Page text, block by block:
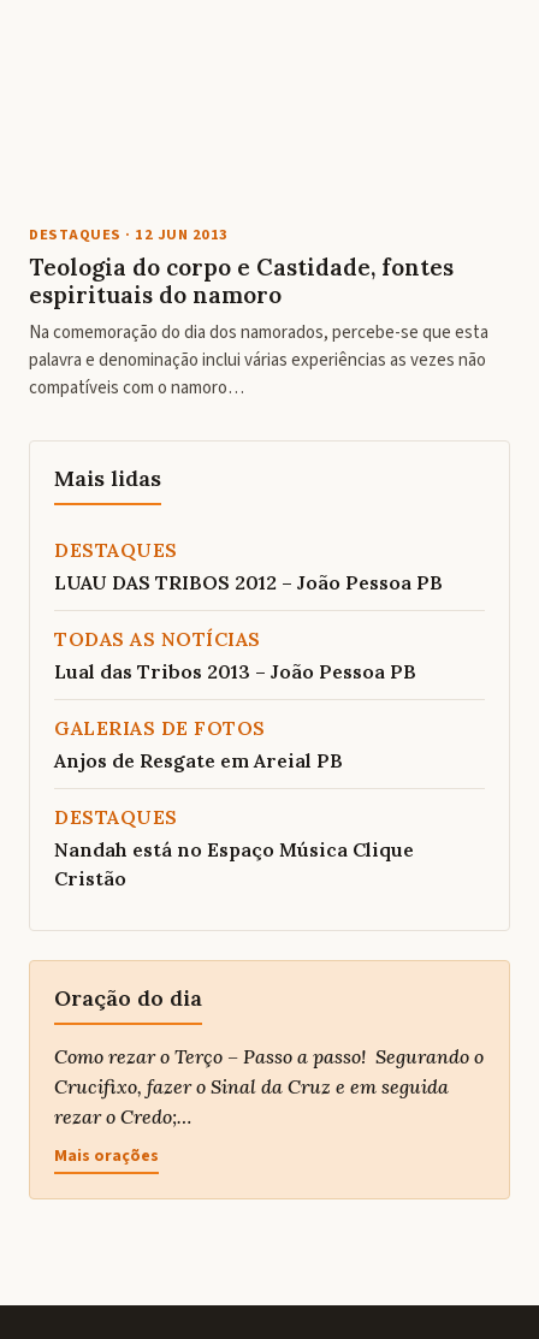
DESTAQUES · 12 JUN 2013
Teologia do corpo e Castidade, fontes
espirituais do namoro
Na comemoração do dia dos namorados, percebe-se que esta
palavra e denominação inclui várias experiências as vezes não
compatíveis com o namoro…
Mais lidas
DESTAQUES
LUAU DAS TRIBOS 2012 – João Pessoa PB
TODAS AS NOTÍCIAS
Lual das Tribos 2013 – João Pessoa PB
GALERIAS DE FOTOS
Anjos de Resgate em Areial PB
DESTAQUES
Nandah está no Espaço Música Clique
Cristão
Oração do dia
Como rezar o Terço – Passo a passo! Segurando o
Crucifixo, fazer o Sinal da Cruz e em seguida
rezar o Credo;…
Mais orações